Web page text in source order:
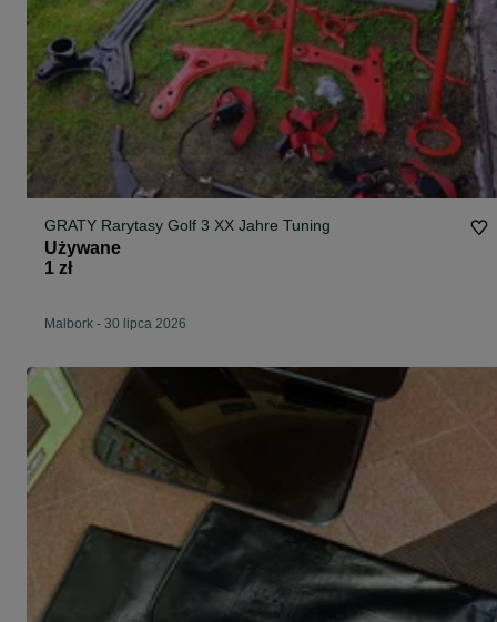
GRATY Rarytasy Golf 3 XX Jahre Tuning
Używane
1 zł
Malbork - 30 lipca 2026